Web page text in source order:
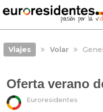
Viajes Volar
Oferta verano
Euroresidentes